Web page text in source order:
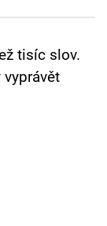
tisíc slov.